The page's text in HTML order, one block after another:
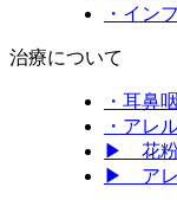
・イン
治療について
・耳鼻
・アレ
▶ 花
▶ アレ